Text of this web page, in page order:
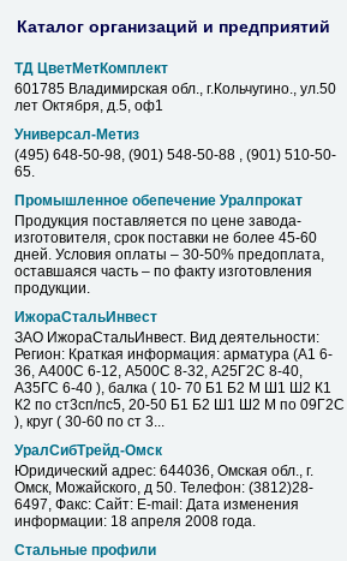
Каталог организаций и предприятий
ТД ЦветМетКомплект
601785 Владимирская обл., г.Кольчугино., ул.50
лет Октября, д.5, оф1
Универсал-Метиз
(495) 648-50-98, (901) 548-50-88 , (901) 510-50-
65.
Промышленное обепечение Уралпрокат
Продукция поставляется по цене завода-
изготовителя, срок поставки не более 45-60
дней. Условия оплаты – 30-50% предоплата,
оставшаяся часть – по факту изготовления
продукции.
ИжораСтальИнвест
ЗАО ИжораСтальИнвест. Вид деятельности:
Регион: Краткая информация: арматура (А1 6-
36, А400С 6-12, А500С 8-32, А25Г2С 8-40,
А35ГС 6-40 ), балка ( 10- 70 Б1 Б2 М Ш1 Ш2 К1
К2 по ст3сп/пс5, 20-50 Б1 Б2 Ш1 Ш2 М по 09Г2С
), круг ( 30-60 по ст 3...
УралСибТрейд-Омск
Юридический адрес: 644036, Омская обл., г.
Омск, Можайского, д 50. Телефон: (3812)28-
6497, Факс: Сайт: E-mail: Дата изменения
информации: 18 апреля 2008 года.
Стальные профили